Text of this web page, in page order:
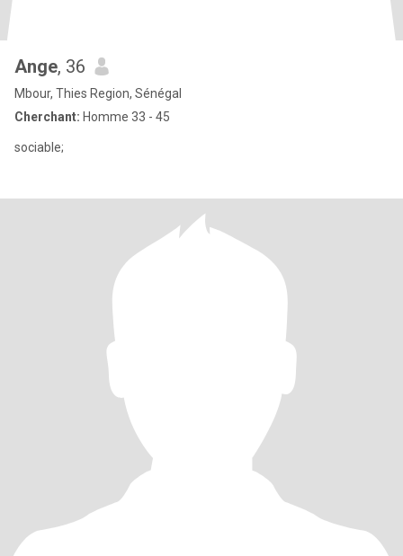
Ange, 36
Mbour, Thies Region, Sénégal
Cherchant: Homme 33 - 45
sociable;